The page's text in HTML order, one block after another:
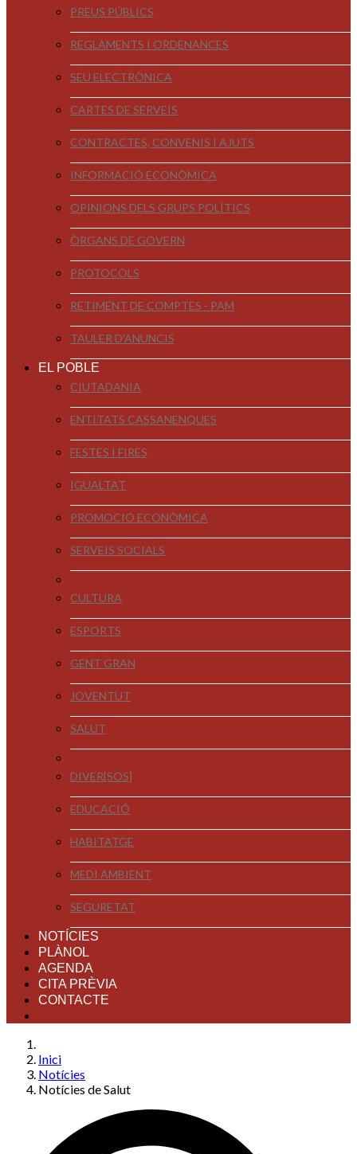
PREUS PÚBLICS
REGLAMENTS I ORDENANCES
SEU ELECTRÒNICA
CARTES DE SERVEIS
CONTRACTES, CONVENIS I AJUTS
INFORMACIÓ ECONÒMICA
OPINIONS DELS GRUPS POLÍTICS
ÒRGANS DE GOVERN
PROTOCOLS
RETIMENT DE COMPTES - PAM
TAULER D'ANUNCIS
EL POBLE
CIUTADANIA
ENTITATS CASSANENQUES
FESTES I FIRES
IGUALTAT
PROMOCIÓ ECONÒMICA
SERVEIS SOCIALS
CULTURA
ESPORTS
GENT GRAN
JOVENTUT
SALUT
DIVER[SOS]
EDUCACIÓ
HABITATGE
MEDI AMBIENT
SEGURETAT
NOTÍCIES
PLÀNOL
AGENDA
CITA PRÈVIA
CONTACTE
Inici
Notícies
Notícies de Salut